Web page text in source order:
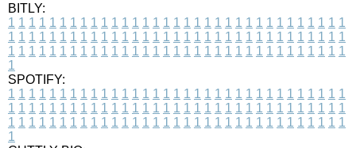
BITLY:
1 1 1 1 1 1 1 1 1 1 1 1 1 1 1 1 1 1 1 1 1 1 1 1 1 1 1 1 1 1 1 1 1
1 1 1 1 1 1 1 1 1 1 1 1 1 1 1 1 1 1 1 1 1 1 1 1 1 1 1 1 1 1 1 1 1
1 1 1 1 1 1 1 1 1 1 1 1 1 1 1 1 1 1 1 1 1 1 1 1 1 1 1 1 1 1 1 1 1
1
SPOTIFY:
1 1 1 1 1 1 1 1 1 1 1 1 1 1 1 1 1 1 1 1 1 1 1 1 1 1 1 1 1 1 1 1 1
1 1 1 1 1 1 1 1 1 1 1 1 1 1 1 1 1 1 1 1 1 1 1 1 1 1 1 1 1 1 1 1 1
1 1 1 1 1 1 1 1 1 1 1 1 1 1 1 1 1 1 1 1 1 1 1 1 1 1 1 1 1 1 1 1 1
1